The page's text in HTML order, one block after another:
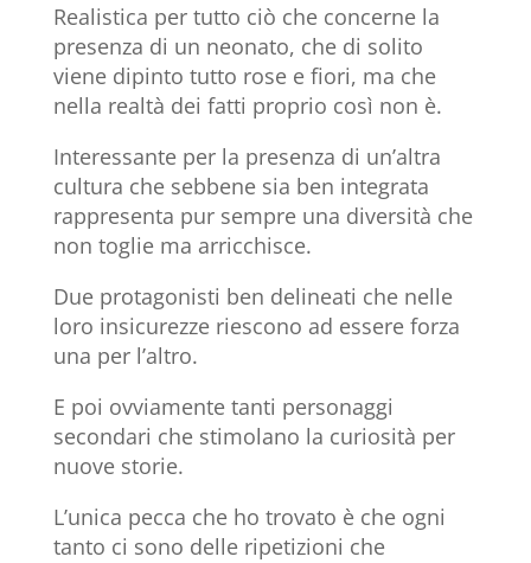
Realistica per tutto ciò che concerne la
presenza di un neonato, che di solito
viene dipinto tutto rose e fiori, ma che
nella realtà dei fatti proprio così non è.
Interessante per la presenza di un’altra
cultura che sebbene sia ben integrata
rappresenta pur sempre una diversità che
non toglie ma arricchisce.
Due protagonisti ben delineati che nelle
loro insicurezze riescono ad essere forza
una per l’altro.
E poi ovviamente tanti personaggi
secondari che stimolano la curiosità per
nuove storie.
L’unica pecca che ho trovato è che ogni
tanto ci sono delle ripetizioni che